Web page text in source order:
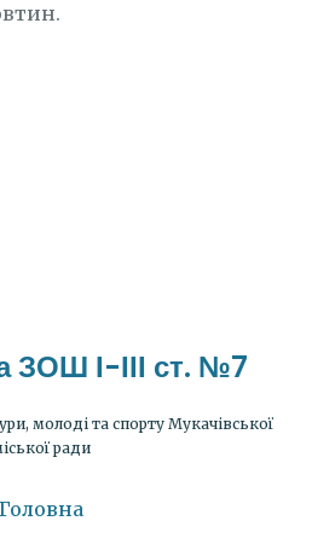
ЗОШ І-ІІІ ст. №7
молоді та спорту Мукачівської
ради
Головна